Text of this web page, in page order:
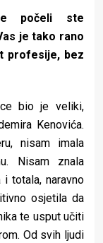
počeli ste
je tako rano
profesije, bez
bio je veliki,
Kenovića.
nisam imala
Nisam znala
totala, naravno
osjetila da
te usput učiti
Od svih ljudi